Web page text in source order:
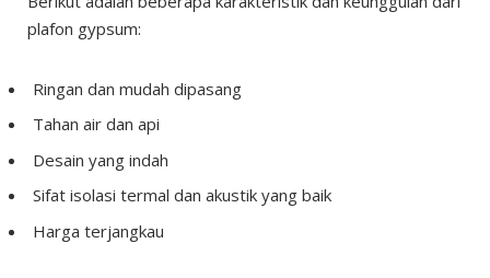
plafon gypsum:
Ringan dan mudah dipasang
Tahan air dan api
Desain yang indah
Sifat isolasi termal dan akustik yang baik
Harga terjangkau